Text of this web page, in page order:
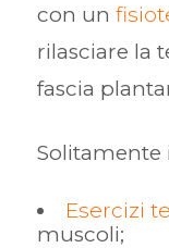
con un
rilasciare la
fascia
Solitamente
Esercizi
muscoli;